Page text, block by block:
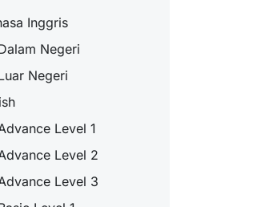
Inggris
Negeri
Negeri
Level 1
Level 2
Level 3